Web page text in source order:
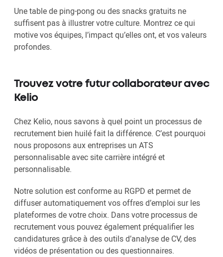
Une table de ping-pong ou des snacks gratuits ne
suffisent pas à illustrer votre culture. Montrez ce qui
motive vos équipes, l’impact qu’elles ont, et vos valeurs
profondes.
Trouvez votre futur collaborateur avec
Kelio
Chez Kelio, nous savons à quel point un processus de
recrutement bien huilé fait la différence. C’est pourquoi
nous proposons aux entreprises un ATS
personnalisable avec site carrière intégré et
personnalisable.
Notre solution est conforme au RGPD et permet de
diffuser automatiquement vos offres d’emploi sur les
plateformes de votre choix. Dans votre processus de
recrutement vous pouvez également préqualifier les
candidatures grâce à des outils d’analyse de CV, des
vidéos de présentation ou des questionnaires.